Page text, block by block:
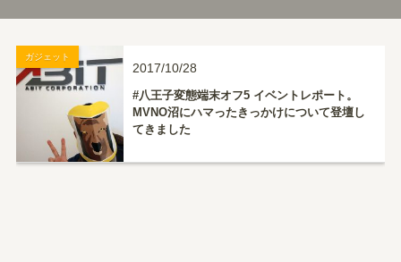
ガジェット
2017/10/28
#八王子変態端末オフ5 イベントレポート。
MVNO沼にハマったきっかけについて登壇し
てきました